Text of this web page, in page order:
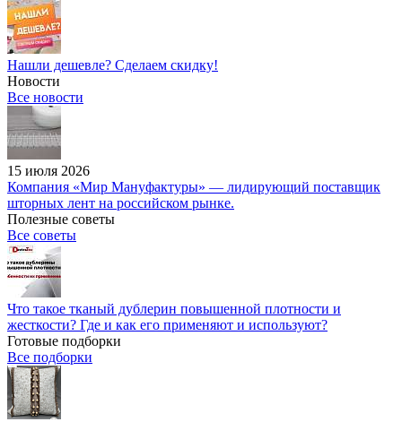
Нашли дешевле? Сделаем скидку!
Новости
Все новости
15 июля 2026
Компания «Мир Мануфактуры» — лидирующий поставщик
шторных лент на российском рынке.
Полезные советы
Все советы
Что такое тканый дублерин повышенной плотности и
жесткости? Где и как его применяют и используют?
Готовые подборки
Все подборки